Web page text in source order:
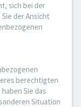
sich bei der
der Ansicht
berechtigten
Sie das
Situation